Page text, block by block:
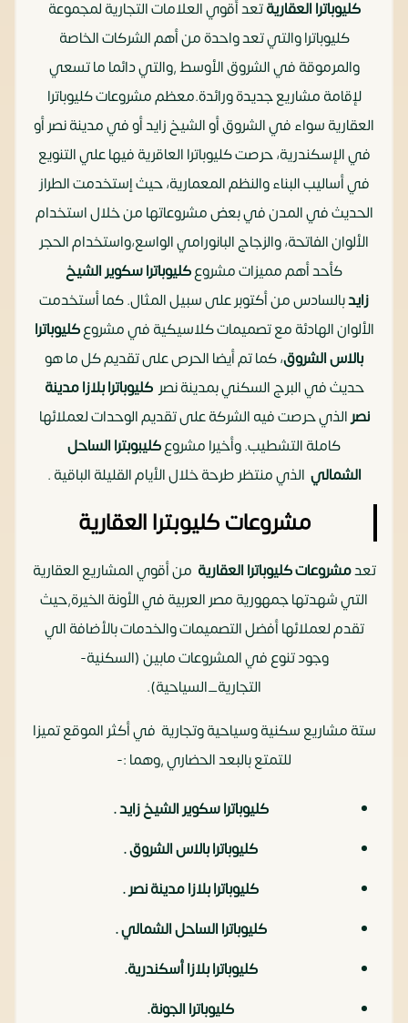
كليوباترا العقاريةتعد أقوي العلامات التجارية لمجموعة
كليوباترا والتي تعد واحدة من أهم الشركات الخاصة
والمرموقة في الشروق الأوسط ,والتي دائما ما تسعي
لإقامة مشاريع جديدة ورائدة.معظم مشروعات كليوباترا
العقارية سواء في الشروق أو الشيخ زايد أو في مدينة نصر أو
في الإسكندرية، حرصت كليوباترا العاقرية فيها علي التنويع
في أساليب البناء والنظم المعمارية، حيث إستخدمت الطراز
الحديث في المدن في بعض مشروعاتها من خلال استخدام
الألوان الفاتحة، والزجاج البانورامي الواسع،واستخدام الحجر
كأحد أهم مميزات مشروعكليوباترا سكوير الشيخ
زايدبالسادس من أكتوبر على سبيل المثال. كما أستخدمت
الألوان الهادئة مع تصميمات كلاسيكية في مشروعكليوباترا
بالاس الشروق، كما تم أيضا الحرص على تقديم كل ما هو
حديث في البرج السكني بمدينة نصركليوباترا بلازا مدينة
نصرالذي حرصت فيه الشركة على تقديم الوحدات لعملائها
كاملة التشطيب. وأخيرا مشروعكليبوبترا الساحل
الشمالي الذي منتظر طرحة خلال الأيام القليلة الباقية .
مشروعات كليوبترا العقارية
تعدمشروعات كليوباترا العقارية من أقوي المشاريع العقارية
التي شهدتها جمهورية مصر العربية في الأونة الخيرة,حيث
تقدم لعملائها أفضل التصميمات والخدمات بالأضافة الي
وجود تنوع في المشروعات مابين (السكنية-
التجارية_السياحية).
ستة مشاريع سكنية وسياحية وتجارية في أكثر الموقع تميزا
للتمتع بالبعد الحضاري ,وهما :-
كليوباترا سكوير الشيخ زايد .
كليوباترا بالاس الشروق .
كليوباترا بلازا مدينة نصر .
كليوباترا الساحل الشمالي .
كليوباترا بلازا أسكندرية.
كليوباترا الجونة.